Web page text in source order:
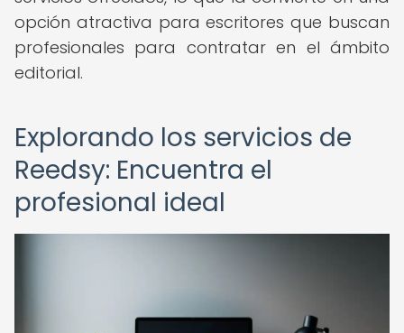
opción atractiva para escritores que buscan
profesionales para contratar en el ámbito
editorial.
Explorando los servicios de
Reedsy: Encuentra el
profesional ideal